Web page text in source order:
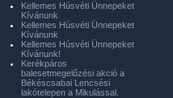
Kellemes Húsvéti Ünnepeket
Kívánunk
Kellemes Húsvéti Ünnepeket
Kívánunk
Kellemes Húsvéti Ünnepeket
Kívánunk!
Kerékpáros
balesetmegelőzési akció a
Békéscsabai Lencsési
lakótelepen a Mikulással.